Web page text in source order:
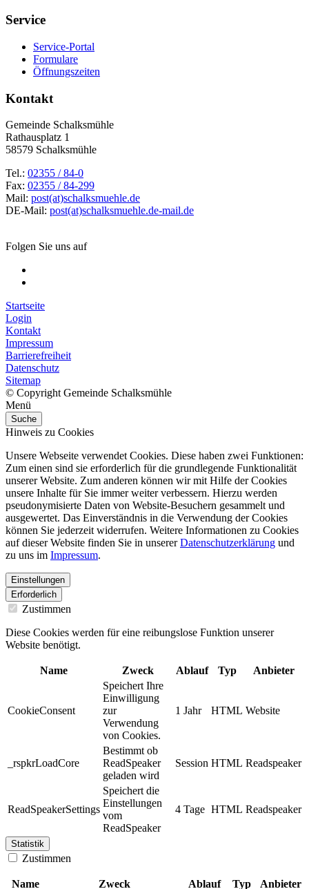
Service
Service-Portal
Formulare
Öffnungszeiten
Kontakt
Gemeinde Schalksmühle
Rathausplatz 1
58579 Schalksmühle
Tel.: 02355 / 84-0
Fax: 02355 / 84-299
Mail: post(at)schalksmuehle.de
DE-Mail: post(at)schalksmuehle.de-mail.de
Folgen Sie uns auf
Startseite
Login
Kontakt
Impressum
Barrierefreiheit
Datenschutz
Sitemap
© Copyright Gemeinde Schalksmühle
Menü
Suche
Hinweis zu Cookies
Unsere Webseite verwendet Cookies. Diese haben zwei Funktionen:
Zum einen sind sie erforderlich für die grundlegende Funktionalität
unserer Website. Zum anderen können wir mit Hilfe der Cookies
unsere Inhalte für Sie immer weiter verbessern. Hierzu werden
pseudonymisierte Daten von Website-Besuchern gesammelt und
ausgewertet. Das Einverständnis in die Verwendung der Cookies
können Sie jederzeit widerrufen. Weitere Informationen zu Cookies
auf dieser Website finden Sie in unsererDatenschutzerklärung und
zu uns im Impressum.
Einstellungen
Erforderlich
Zustimmen
Diese Cookies werden für eine reibungslose Funktion unserer
Website benötigt.
Name Zweck Ablauf Typ Anbieter
CookieConsent
Speichert Ihre
Einwilligung
zur
Verwendung
von Cookies.
1 Jahr HTML Website
_rspkrLoadCore
Bestimmt ob
ReadSpeaker
geladen wird
Session HTML Readspeaker
ReadSpeakerSettings
Speichert die
Einstellungen
vom
ReadSpeaker
4 Tage HTML Readspeaker
Statistik
Zustimmen
Name Zweck Ablauf Typ Anbieter